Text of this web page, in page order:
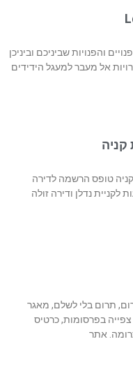
והפנויות שביניכם וביניכן
אל מעבר למעגל הידידים
קניה
קניה טופס הרשמה לדירה
לקניית נדלן ודירה זולה
לתרום, תרום בלי לשלם, מאגר
בפרסומות, כרטיס
אתר